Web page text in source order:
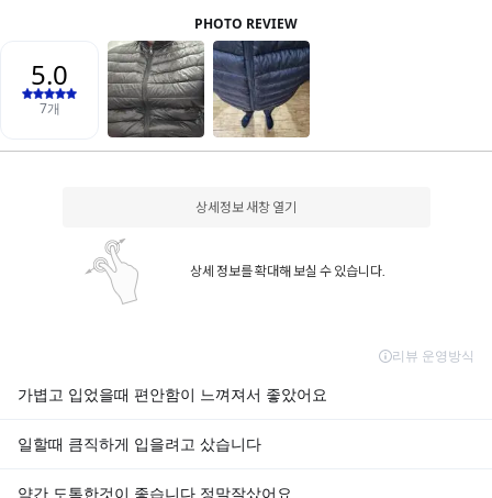
상세정보 새창 열기
상세 정보를 확대해 보실 수 있습니다.